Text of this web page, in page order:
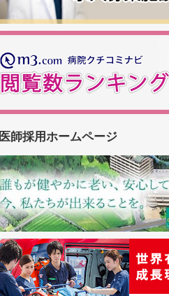
医師採用ホームページ